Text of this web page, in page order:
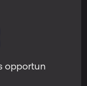
opportun